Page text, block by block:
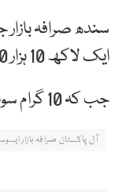
سندھ صرافہ
ایک لاکھ 10 ہزار 450 روپے پر برقرار رہی۔
جب کہ 10 گرام سونے کی قدر بھی 94 ہزار 693 روپے رہی۔
آل پاکستان صرافہ بازار